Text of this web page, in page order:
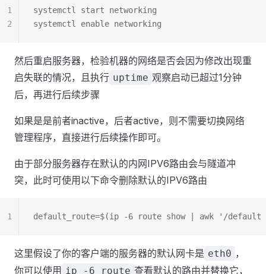
systemctl start networking
systemctl enable networking
1
2
然后重启服务器，检验机器的网络是否会因为修改出现重
启失联的情况，且执行 uptime 观察启动已超过1分钟
后，再进行后续步骤
如果是是前者inactive，后者active，则不需要切换网络
管理程序，直接进行后续操作即可。
由于部分服务器存在默认的内网IPV6路由会与隧道冲
突，此时可使用以下命令删除默认的IPV6路由
default_route=$(ip -6 route show | awk '/
1
这里假设了你的客户端的服务器的默认网卡是 eth0 ，
你可以使用 ip -6 route 查看默认的路由并替换它，